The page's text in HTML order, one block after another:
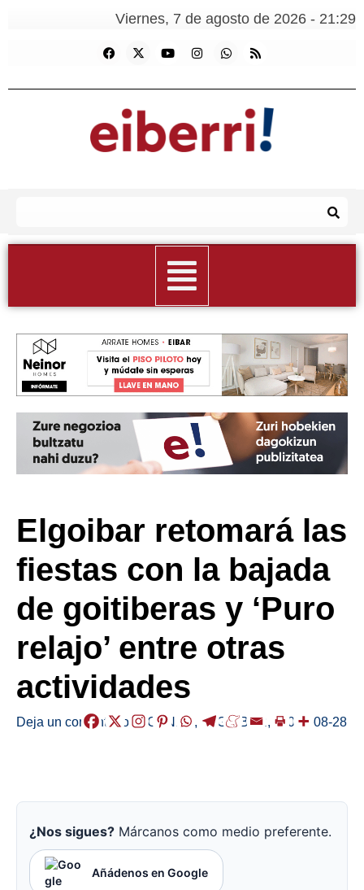
Viernes, 7 de agosto de 2026 - 21:29
Elgoibar retomará las
fiestas con la bajada
de goitiberas y ‘Puro
relajo’ entre otras
actividades
Deja un comentario /AGENDA , ELGOIBAR , /2024-08-28
¿Nos sigues? Márcanos como medio preferente.
Añádenos en Google